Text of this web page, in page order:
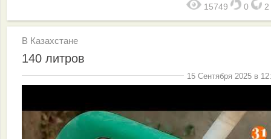
15749 0 2
В Казахстане
140 литров
15 Сентября 2025 в